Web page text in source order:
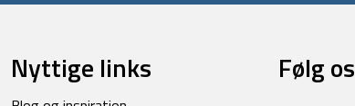
Nyttige links Følg os